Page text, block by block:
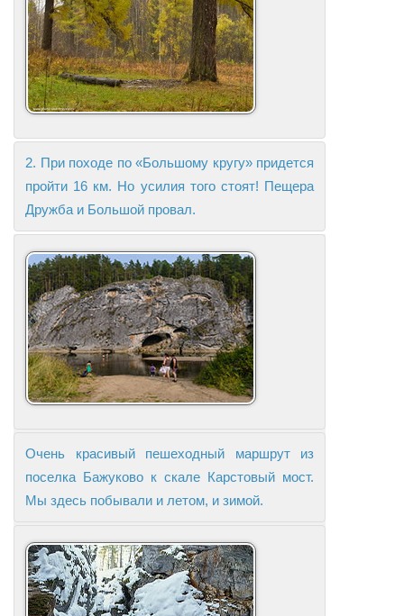
2. При походе по «Большому кругу» придется
пройти 16 км. Но усилия того стоят! Пещера
Дружба и Большой провал.
Очень красивый пешеходный маршрут из
поселка Бажуково к скале Карстовый мост.
Мы здесь побывали и летом, и зимой.